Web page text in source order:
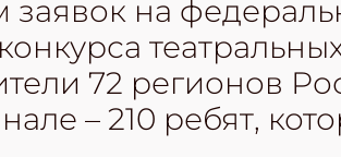
на
72 регионов
– 210 ребят,